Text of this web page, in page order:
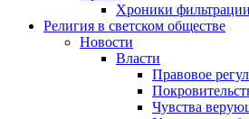
Хроники
Религия в светском обществе
Новости
Власти
Правовое
Чувства